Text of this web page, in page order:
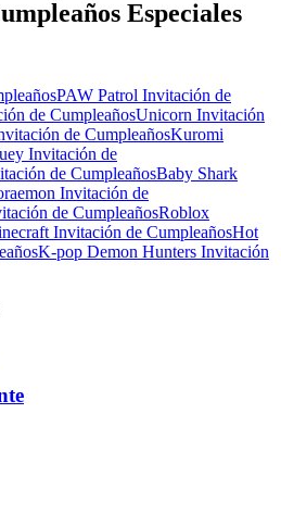
Especiales
PAW Patrol Invitación de
de CumpleañosUnicorn Invitación
de CumpleañosKuromi
Invitación de
de CumpleañosBaby Shark
Invitación de
de CumpleañosRoblox
Invitación de CumpleañosHot
K-pop Demon Hunters Invitación